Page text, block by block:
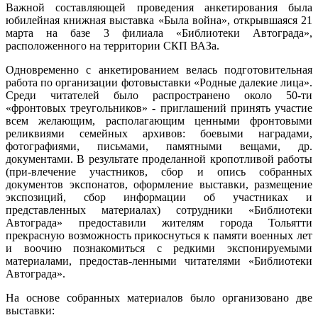
Важной составляющей проведения анкетирования была
юбилейная книжная выставка «Была война», открывшаяся 21
марта на базе 3 филиала «Библиотеки Автограда»,
расположенного на территории СКП ВАЗа.
Одновременно с анкетированием велась подготовительная
работа по организации фотовыставки «Родные далекие лица».
Среди читателей было распространено около 50-ти
«фронтовых треугольников» - приглашений принять участие
всем желающим, располагающим ценными фронтовыми
реликвиями семейных архивов: боевыми наградами,
фотографиями, письмами, памятными вещами, др.
документами. В результате проделанной кропотливой работы
(при-влечение участников, сбор и опись собранных
документов экспонатов, оформление выставки, размещение
экспозиций, сбор информации об участниках и
представленных материалах) сотрудники «Библиотеки
Автограда» предоставили жителям города Тольятти
прекрасную возможность прикоснуться к памяти военных лет
и воочию познакомиться с редкими экспонируемыми
материалами, предостав-ленными читателями «Библиотеки
Автограда».
На основе собранных материалов было организовано две
выставки: